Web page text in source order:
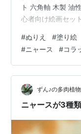
ト 六角軸 木製 油
心者向け絵画セッ
#ぬりえ #塗り絵
#ニャース #コラ
ずん♪の多肉植
ニャースが3種類